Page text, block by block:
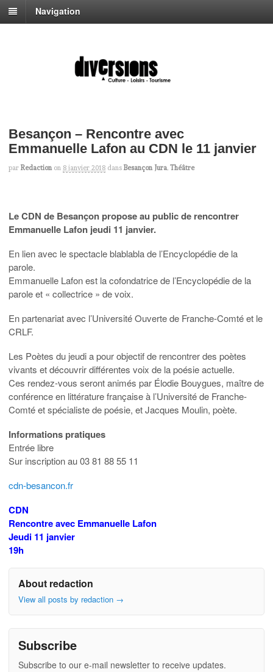
Navigation
Besançon – Rencontre avec
Emmanuelle Lafon au CDN le 11 janvier
par Redaction on 8 janvier 2018 dans Besançon Jura, Théâtre
Le CDN de Besançon propose au public de rencontrer
Emmanuelle Lafon jeudi 11 janvier.
En lien avec le spectacle blablabla de l’Encyclopédie de la
parole.
Emmanuelle Lafon est la cofondatrice de l’Encyclopédie de la
parole et « collectrice » de voix.
En partenariat avec l’Université Ouverte de Franche-Comté et le
CRLF.
Les Poètes du jeudi a pour objectif de rencontrer des poètes
vivants et découvrir différentes voix de la poésie actuelle.
Ces rendez-vous seront animés par Élodie Bouygues, maître de
conférence en littérature française à l’Université de Franche-
Comté et spécialiste de poésie, et Jacques Moulin, poète.
Informations pratiques
Entrée libre
Sur inscription au 03 81 88 55 11
cdn-besancon.fr
CDN
Rencontre avec Emmanuelle Lafon
Jeudi 11 janvier
19h
About redaction
View all posts by redaction →
Subscribe
Subscribe to our e-mail newsletter to receive updates.